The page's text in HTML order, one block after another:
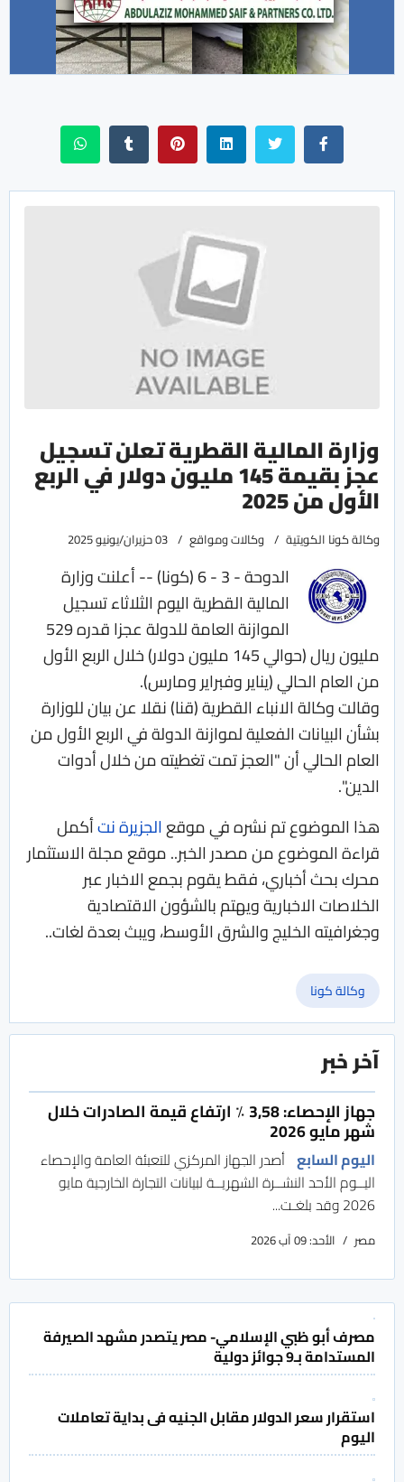
وزارة المالية القطرية تعلن تسجيل
عجز بقيمة 145 مليون دولار في الربع
الأول من 2025
وكالة كونا الكويتية وكالات ومواقع 03 حزيران/يونيو 2025
الدوحة - 3 - 6 (كونا) -- أعلنت وزارة
المالية القطرية اليوم الثلاثاء تسجيل
الموازنة العامة للدولة عجزا قدره 529
مليون ريال (حوالي 145 مليون دولار) خلال الربع الأول
من العام الحالي (يناير وفبراير ومارس).
وقالت وكالة الانباء القطرية (قنا) نقلا عن بيان للوزارة
بشأن البيانات الفعلية لموازنة الدولة في الربع الأول من
العام الحالي أن "العجز تمت تغطيته من خلال أدوات
الدين".
هذا الموضوع تم نشره في موقعالجزيرة نتأكمل
قراءة الموضوع من مصدر الخبر.. موقع مجلة الاستثمار
محرك بحث أخباري، فقط يقوم بجمع الاخبار عبر
الخلاصات الاخبارية ويهتم بالشؤون الاقتصادية
وجغرافيته الخليج والشرق الأوسط، ويبث بعدة لغات..
وكالة كونا
آخر خبر
جهاز الإحصاء: 3,58 ٪ ارتفاع قيمة الصادرات خلال
شهر مايو 2026
اليوم السابع أصدر الجهاز المركزي للتعبئة العامة والإحصاء
اليــوم الأحد النشــرة الشهريــة لبيانات التجارة الخارجية مايو
2026 وقد بلغـت...
مصر الأحد: 09 آب 2026
مصرف أبو ظبي الإسلامي- مصر يتصدر مشهد الصيرفة
المستدامة بـ9 جوائز دولية
استقرار سعر الدولار مقابل الجنيه فى بداية تعاملات
اليوم